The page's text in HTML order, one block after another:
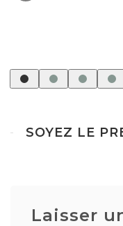
SOYEZ LE
Laisser